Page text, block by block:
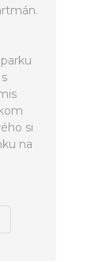
si
na